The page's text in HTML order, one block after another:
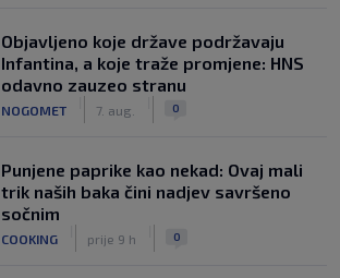
Objavljeno koje države podržavaju
Infantina, a koje traže promjene: HNS
odavno zauzeo stranu
NOGOMET 7. aug. 0
Punjene paprike kao nekad: Ovaj mali
trik naših baka čini nadjev savršeno
sočnim
COOKING prije 9 h 0